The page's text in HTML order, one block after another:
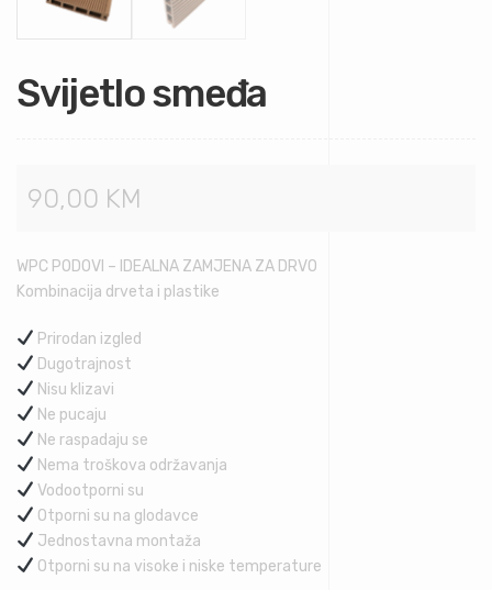
Svijetlo smeđa
90,00 KM
WPC PODOVI – IDEALNA ZAMJENA ZA DRVO
Kombinacija drveta i plastike
Prirodan izgled
Dugotrajnost
Nisu klizavi
Ne pucaju
Ne raspadaju se
Nema troškova održavanja
Vodootporni su
Otporni su na glodavce
Jednostavna montaža
Otporni su na visoke i niske temperature